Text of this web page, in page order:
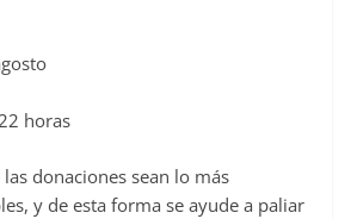
horas
donaciones sean lo más
y de esta forma se ayude a paliar